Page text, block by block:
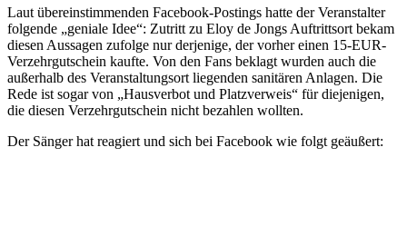
Laut übereinstimmenden Facebook-Postings hatte der Veranstalter
folgende „geniale Idee“: Zutritt zu Eloy de Jongs Auftrittsort bekam
diesen Aussagen zufolge nur derjenige, der vorher einen 15-EUR-
Verzehrgutschein kaufte. Von den Fans beklagt wurden auch die
außerhalb des Veranstaltungsort liegenden sanitären Anlagen. Die
Rede ist sogar von „Hausverbot und Platzverweis“ für diejenigen,
die diesen Verzehrgutschein nicht bezahlen wollten.
Der Sänger hat reagiert und sich bei Facebook wie folgt geäußert: